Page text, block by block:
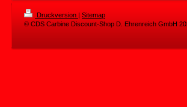
Druckversion | Sitemap
© CDS Carbine Discount-Shop D. Ehrenreich GmbH